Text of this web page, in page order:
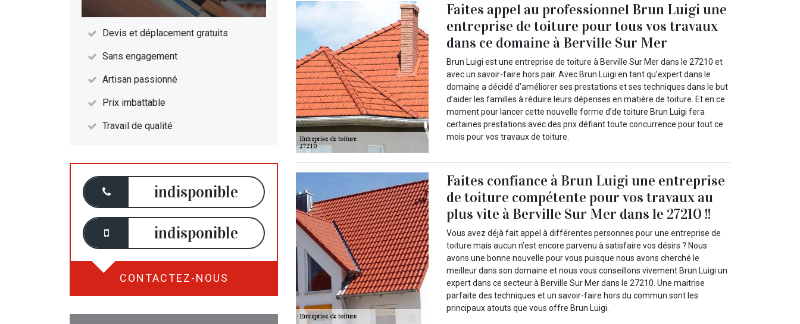
Devis et déplacement gratuits
Sans engagement
Artisan passionné
Prix imbattable
Travail de qualité
indisponible
indisponible
CONTACTEZ-NOUS
Faites appel au professionnel Brun Luigi une
entreprise de toiture pour tous vos travaux
dans ce domaine à Berville Sur Mer
Brun Luigi est une entreprise de toiture à Berville Sur Mer dans le 27210 et
avec un savoir-faire hors pair. Avec Brun Luigi en tant qu’expert dans le
domaine a décidé d’améliorer ses prestations et ses techniques dans le but
d’aider les familles à réduire leurs dépenses en matière de toiture. Et en ce
moment pour lancer cette nouvelle forme d’de toiture Brun Luigi fera
certaines prestations avec des prix défiant toute concurrence pour tout ce
mois pour vos travaux de toiture.
Faites confiance à Brun Luigi une entreprise
de toiture compétente pour vos travaux au
plus vite à Berville Sur Mer dans le 27210 !!
Vous avez déjà fait appel à différentes personnes pour une entreprise de
toiture mais aucun n’est encore parvenu à satisfaire vos désirs ? Nous
avons une bonne nouvelle pour vous puisque nous avons cherché le
meilleur dans son domaine et nous vous conseillons vivement Brun Luigi un
expert dans ce secteur à Berville Sur Mer dans le 27210. Une maitrise
parfaite des techniques et un savoir-faire hors du commun sont les
principaux atouts que vous offre Brun Luigi.